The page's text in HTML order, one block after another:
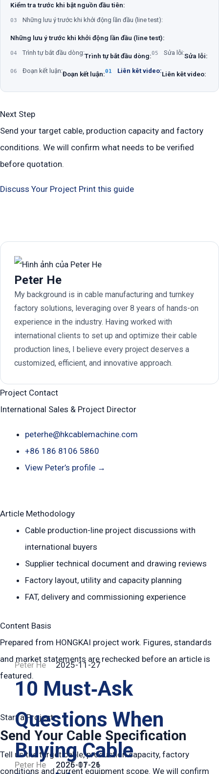
Kiểm tra trước khi bật nguồn đầu tiên:
03 Những lưu ý trước khi khởi động lần đầu (line test):
Những lưu ý trước khi khởi động lần đầu (line test):
04 Trình tự bắt đầu dòng:Trình tự bắt đầu dòng:05 Sửa lỗi:Sửa lỗi:
06 Đoạn kết luận:Đoạn kết luận:01 Liên kêt video:Liên kêt video:
Next Step
Send your target cable, production capacity and factory
conditions. We will confirm what needs to be verified
before quotation.
Discuss Your Project Print this guide
Peter He
My background is in cable manufacturing and turnkey
factory solutions, leveraging over 8 years of hands-on
experience in the industry. Having worked with
international clients to set up and optimize their cable
production lines, I believe every project deserves a
customized, efficient, and innovative approach.
Project Contact
International Sales & Project Director
peterhe@hkcablemachine.com
+86 186 8106 5860
View Peter’s profile →
Article Methodology
Cable production-line project discussions with
international buyers
Supplier technical document and drawing reviews
Factory layout, utility and capacity planning
FAT, delivery and commissioning experience
Content Basis
Prepared from HONGKAI project work. Figures, standards
and market statements are rechecked before an article is
featured.
Start a Project
Send Your Cable Specification
Tell us the target cable, production capacity, factory
conditions and current equipment scope. We will confirm
Peter He 2026-07-26
Peter He 2025-11-27
10 Must‑Ask
Questions When
Buying Cable
Peter He 2025-11-21